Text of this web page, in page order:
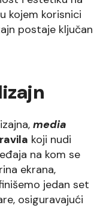
kojem korisnici
postaje ključan
media
koji nudi
na kom se
ekrana,
jedan set
osiguravajući